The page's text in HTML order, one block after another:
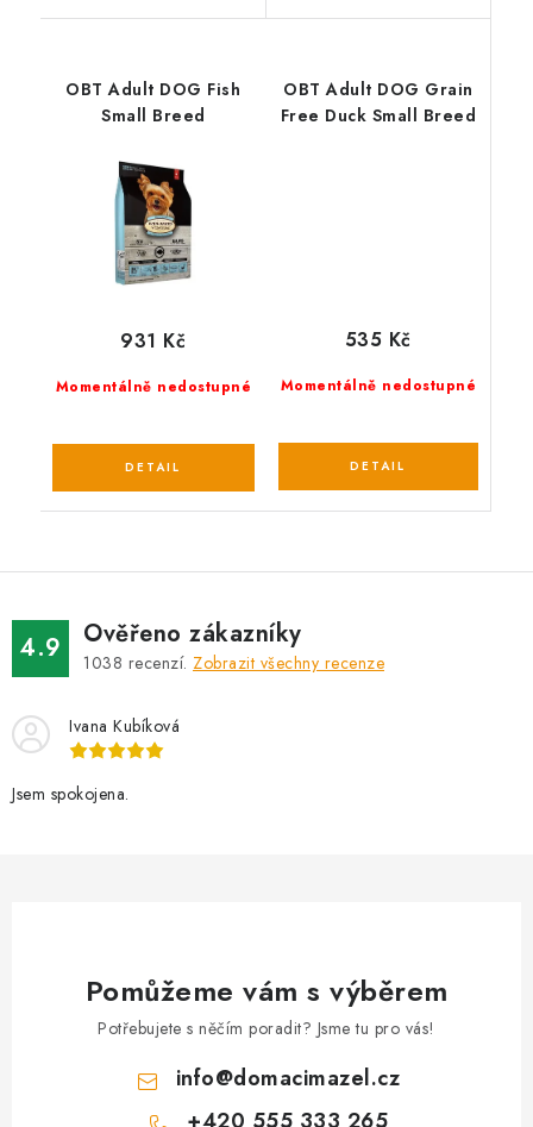
OBT Adult DOG Fish
Small Breed
Momentálně nedostupné
931 Kč
OBT Adult DOG Grain
Free Duck Small Breed
Momentálně nedostupné
535 Kč
4.9 Ověřeno zákazníky
1038 recenzí. Zobrazit všechny recenze
Ivana Kubíková
Jsem spokojena.
Pomůžeme vám s výběrem
Potřebujete s něčím poradit? Jsme tu pro vás!
info@domacimazel.cz